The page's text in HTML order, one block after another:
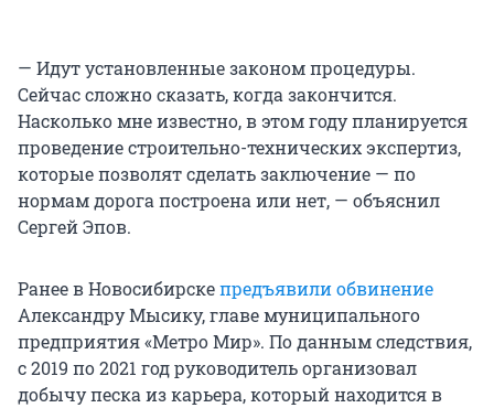
— Идут установленные законом процедуры.
Сейчас сложно сказать, когда закончится.
Насколько мне известно, в этом году планируется
проведение строительно-технических экспертиз,
которые позволят сделать заключение — по
нормам дорога построена или нет, — объяснил
Сергей Эпов.
Ранее в Новосибирскепредъявили обвинение
Александру Мысику, главе муниципального
предприятия «Метро Мир». По данным следствия,
с 2019 по 2021 год руководитель организовал
добычу песка из карьера, который находится в